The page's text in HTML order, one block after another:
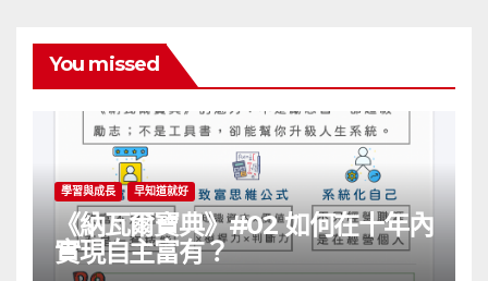
You missed
學習與成長 早知道就好
《納瓦爾寶典》#02 如何在十年內
實現自主富有？